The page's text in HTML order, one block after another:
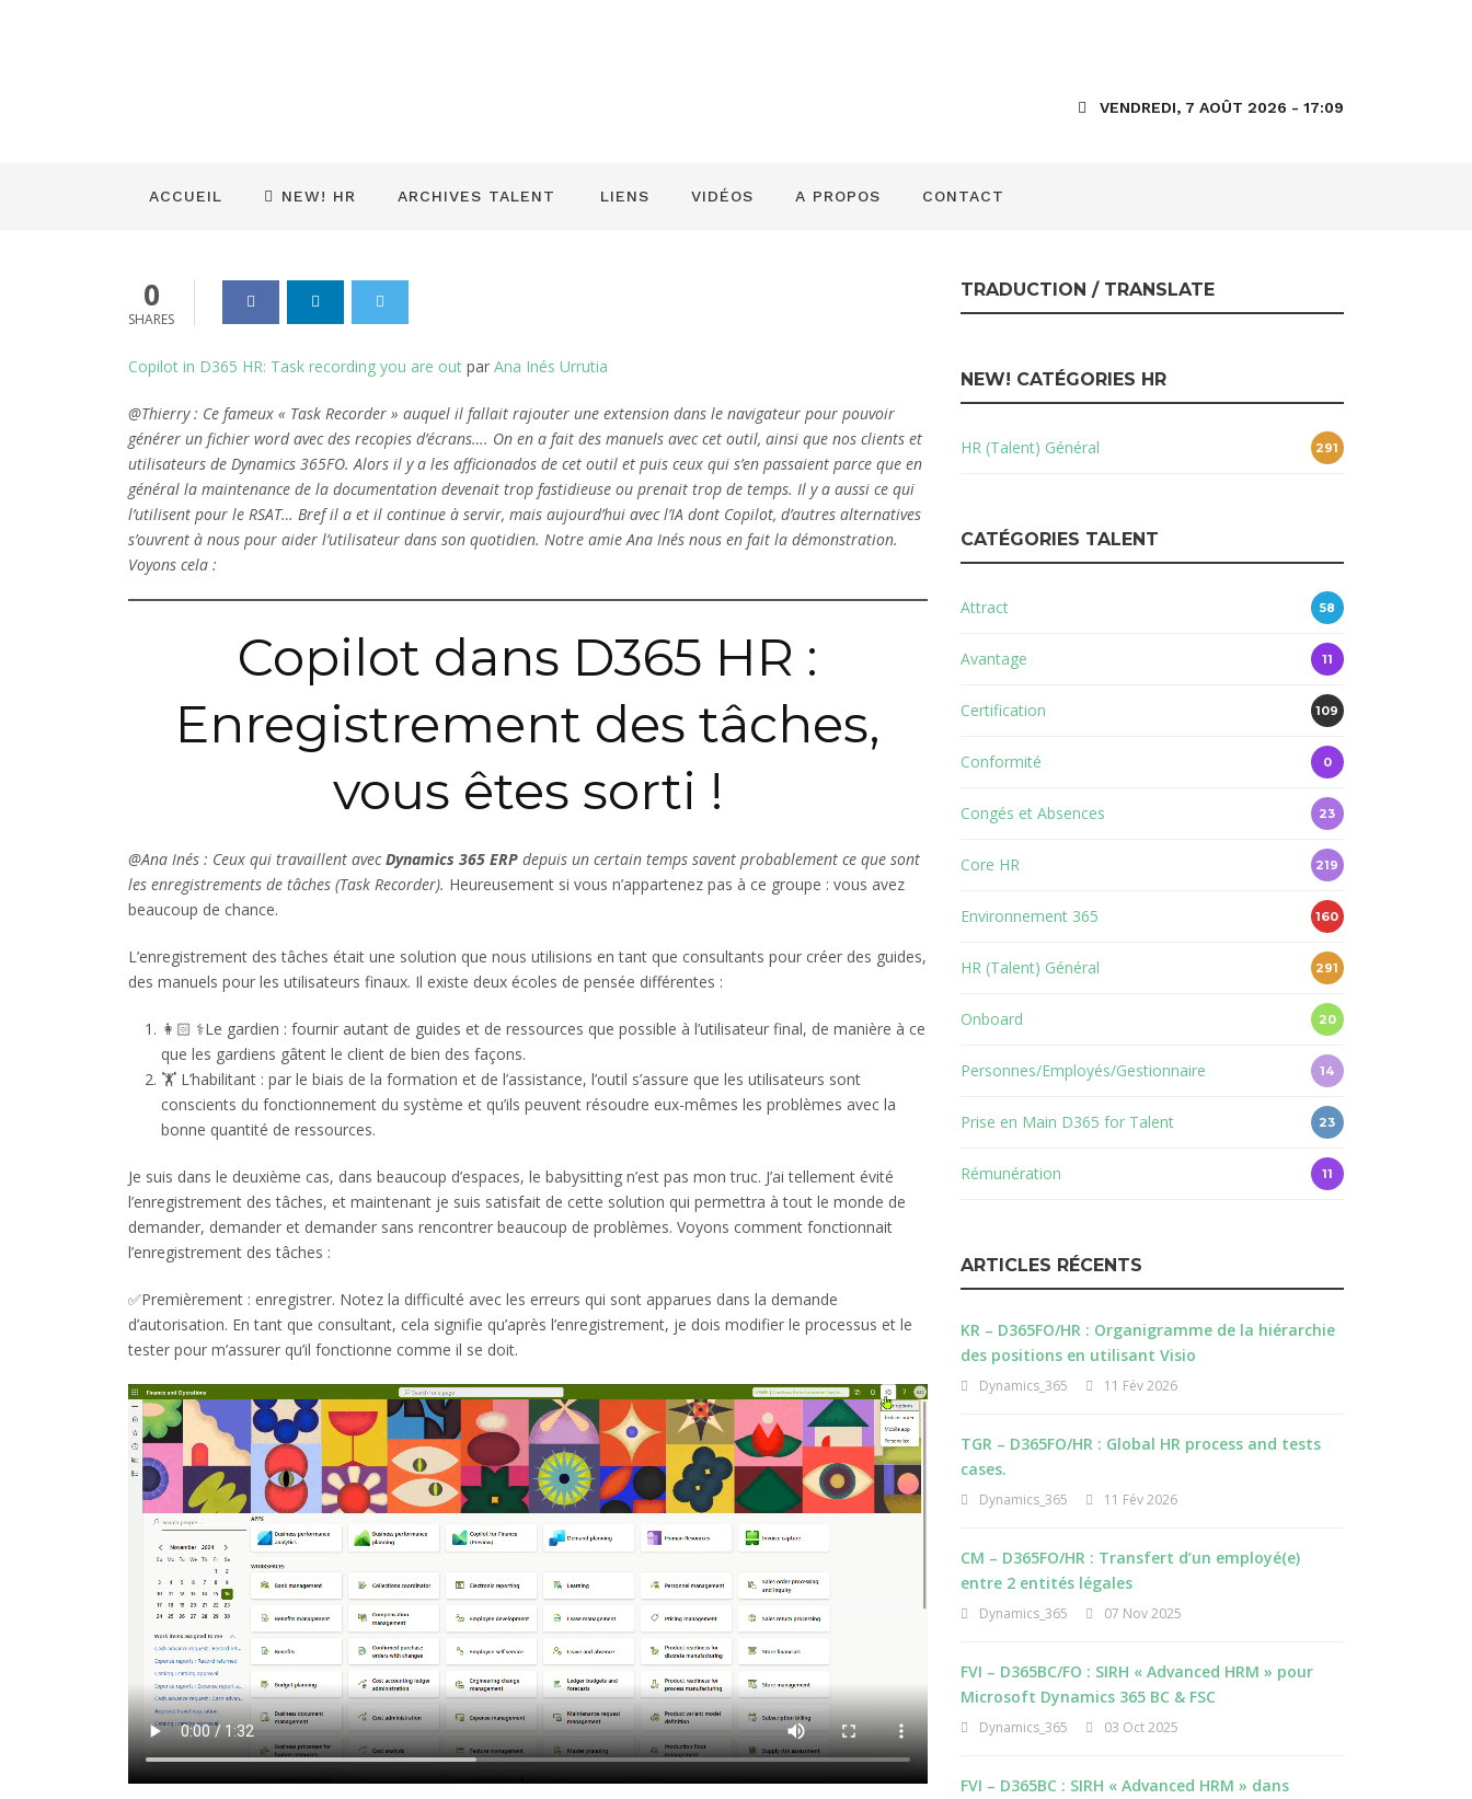
VENDREDI, 7 AOÛT 2026 - 17:09
ACCUEIL NEW! HR ARCHIVES TALENT LIENS VIDÉOS A PROPOS CONTACT
Enregistreur des tâches, vous en êtes sorti !
0
SHARES
Copilot in D365 HR: Task recording you are out par Ana Inés Urrutia
@Thierry : Ce fameux « Task Recorder » auquel il fallait rajouter une extension dans le navigateur pour pouvoir
générer un fichier word avec des recopies d’écrans…. On en a fait des manuels avec cet outil, ainsi que nos clients et
utilisateurs de Dynamics 365FO. Alors il y a les afficionados de cet outil et puis ceux qui s’en passaient parce que en
général la maintenance de la documentation devenait trop fastidieuse ou prenait trop de temps. Il y a aussi ce qui
l’utilisent pour le RSAT… Bref il a et il continue à servir, mais aujourd’hui avec l’IA dont Copilot, d’autres alternatives
s’ouvrent à nous pour aider l’utilisateur dans son quotidien. Notre amie Ana Inés nous en fait la démonstration.
Voyons cela :
Copilot dans D365 HR :
Enregistrement des tâches,
vous êtes sorti !
@Ana Inés : Ceux qui travaillent avecDynamics 365 ERP depuis un certain temps savent probablement ce que sont
les enregistrements de tâches (Task Recorder). Heureusement si vous n’appartenez pas à ce groupe : vous avez
beaucoup de chance.
L’enregistrement des tâches était une solution que nous utilisions en tant que consultants pour créer des guides,
des manuels pour les utilisateurs finaux. Il existe deux écoles de pensée différentes :
👩🏻 ⚕️Le gardien : fournir autant de guides et de ressources que possible à l’utilisateur final, de manière à ce
que les gardiens gâtent le client de bien des façons.
🏋️ L’habilitant : par le biais de la formation et de l’assistance, l’outil s’assure que les utilisateurs sont
conscients du fonctionnement du système et qu’ils peuvent résoudre eux-mêmes les problèmes avec la
bonne quantité de ressources.
Je suis dans le deuxième cas, dans beaucoup d’espaces, le babysitting n’est pas mon truc. J’ai tellement évité
l’enregistrement des tâches, et maintenant je suis satisfait de cette solution qui permettra à tout le monde de
demander, demander et demander sans rencontrer beaucoup de problèmes. Voyons comment fonctionnait
l’enregistrement des tâches :
✅Premièrement : enregistrer. Notez la difficulté avec les erreurs qui sont apparues dans la demande
d’autorisation. En tant que consultant, cela signifie qu’après l’enregistrement, je dois modifier le processus et le
tester pour m’assurer qu’il fonctionne comme il se doit.
TRADUCTION / TRANSLATE
NEW! CATÉGORIES HR
HR (Talent) Général 291
CATÉGORIES TALENT
Attract 58
Avantage 11
Certification 109
Conformité 0
Congés et Absences 23
Core HR 219
Environnement 365 160
HR (Talent) Général 291
Onboard 20
Personnes/Employés/Gestionnaire 14
Prise en Main D365 for Talent 23
Rémunération 11
ARTICLES RÉCENTS
KR – D365FO/HR : Organigramme de la hiérarchie
des positions en utilisant Visio
Dynamics_365 11 Fév 2026
TGR – D365FO/HR : Global HR process and tests
cases.
Dynamics_365 11 Fév 2026
CM – D365FO/HR : Transfert d’un employé(e)
entre 2 entités légales
Dynamics_365 07 Nov 2025
FVI – D365BC/FO : SIRH « Advanced HRM » pour
Microsoft Dynamics 365 BC & FSC
Dynamics_365 03 Oct 2025
FVI – D365BC : SIRH « Advanced HRM » dans